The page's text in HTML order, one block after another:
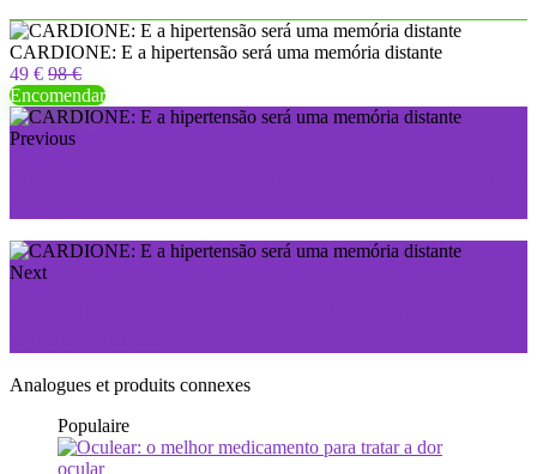
CARDIONE: E a hipertensão será uma memória distante
49 € 98 €
Encomendar
Previous
Next
Analogues et produits connexes
Populaire